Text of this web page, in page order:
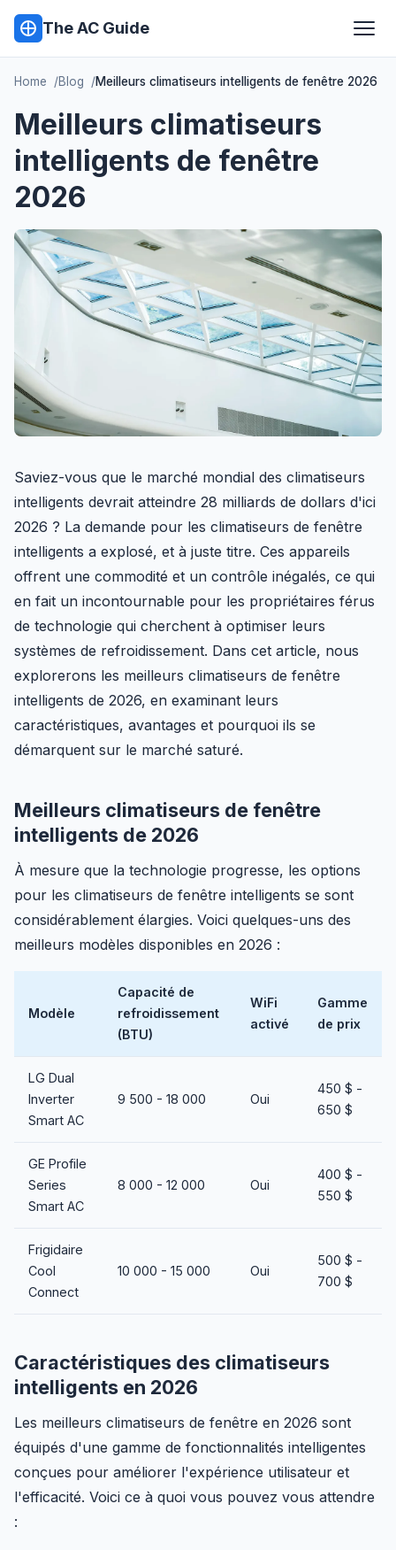
The AC Guide
Home Blog Meilleurs climatiseurs intelligents de fenêtre 2026
Meilleurs climatiseurs
intelligents de fenêtre
2026
Saviez-vous que le marché mondial des climatiseurs
intelligents devrait atteindre 28 milliards de dollars d'ici
2026 ? La demande pour les climatiseurs de fenêtre
intelligents a explosé, et à juste titre. Ces appareils
offrent une commodité et un contrôle inégalés, ce qui
en fait un incontournable pour les propriétaires férus
de technologie qui cherchent à optimiser leurs
systèmes de refroidissement. Dans cet article, nous
explorerons les meilleurs climatiseurs de fenêtre
intelligents de 2026, en examinant leurs
caractéristiques, avantages et pourquoi ils se
démarquent sur le marché saturé.
Meilleurs climatiseurs de fenêtre
intelligents de 2026
À mesure que la technologie progresse, les options
pour les climatiseurs de fenêtre intelligents se sont
considérablement élargies. Voici quelques-uns des
meilleurs modèles disponibles en 2026 :
Modèle
Capacité de
refroidissement
(BTU)
WiFi
activé
Gamme
de prix
LG Dual
Inverter
Smart AC
9 500 - 18 000 Oui
450 $ -
650 $
GE Profile
Series
Smart AC
8 000 - 12 000 Oui
400 $ -
550 $
Frigidaire
Cool
Connect
10 000 - 15 000 Oui
500 $ -
700 $
Caractéristiques des climatiseurs
intelligents en 2026
Les meilleurs climatiseurs de fenêtre en 2026 sont
équipés d'une gamme de fonctionnalités intelligentes
conçues pour améliorer l'expérience utilisateur et
l'efficacité. Voici ce à quoi vous pouvez vous attendre
: